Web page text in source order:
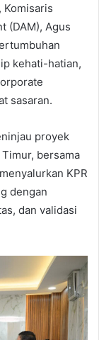
Komisaris
(DAM), Agus
kehati-hatian,
sasaran.
proyek
bersama
KPR
dengan
dan validasi